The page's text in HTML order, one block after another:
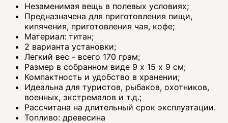
Незаменимая вещь в полевых условиях;
Предназначена для приготовления пищи,
кипячения, приготовления чая, кофе;
Материал: титан;
2 варианта установки;
Легкий вес - всего 170 грам;
Размер в собранном виде 9 х 15 х 9 см;
Компактность и удобство в хранении;
Идеальна для туристов, рыбаков, охотников,
военных, экстремалов и т.д.;
Рассчитана на длительный срок эксплуатации.
Топливо: древесина